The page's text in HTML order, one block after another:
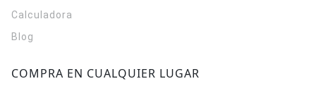
Calculadora
Blog
COMPRA EN CUALQUIER LUGAR